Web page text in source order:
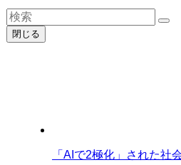
「AIで2極化」された社
閉じる